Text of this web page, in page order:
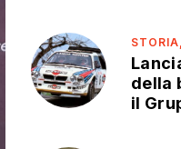
STORIA,
della
il